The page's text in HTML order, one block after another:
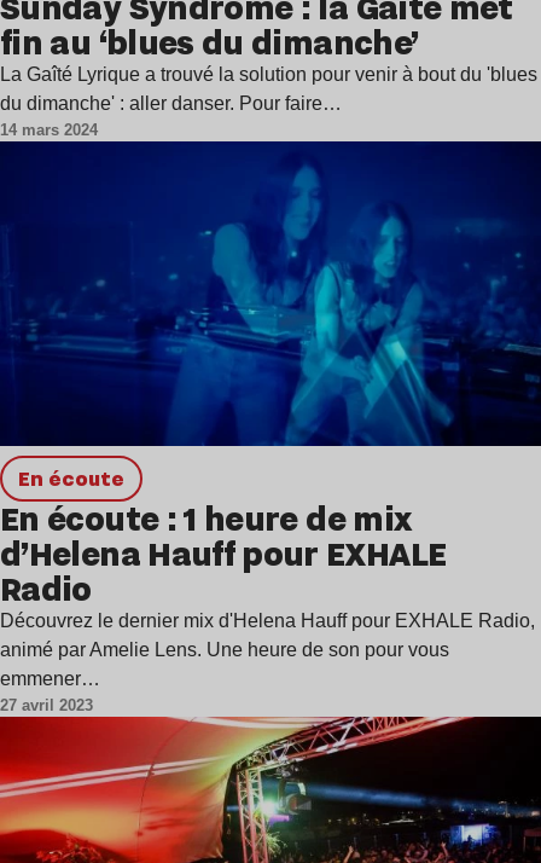
fin au ‘blues du dimanche’
La Gaîté Lyrique a trouvé la solution pour venir à bout du 'blues
du dimanche' : aller danser. Pour faire…
14 mars 2024
en écoute
En écoute : 1 heure de mix
d’Helena Hauff pour EXHALE
Radio
Découvrez le dernier mix d'Helena Hauff pour EXHALE Radio,
animé par Amelie Lens. Une heure de son pour vous
emmener…
27 avril 2023